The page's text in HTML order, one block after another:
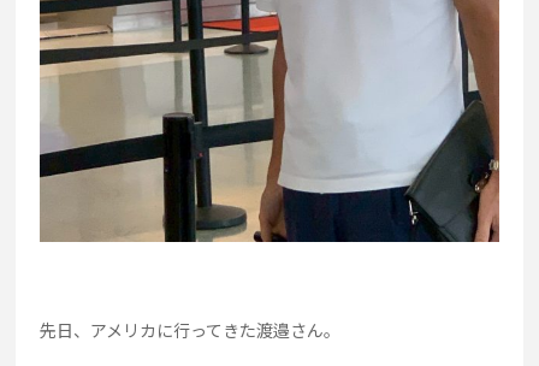
先日、アメリカに行ってきた渡邉さん。